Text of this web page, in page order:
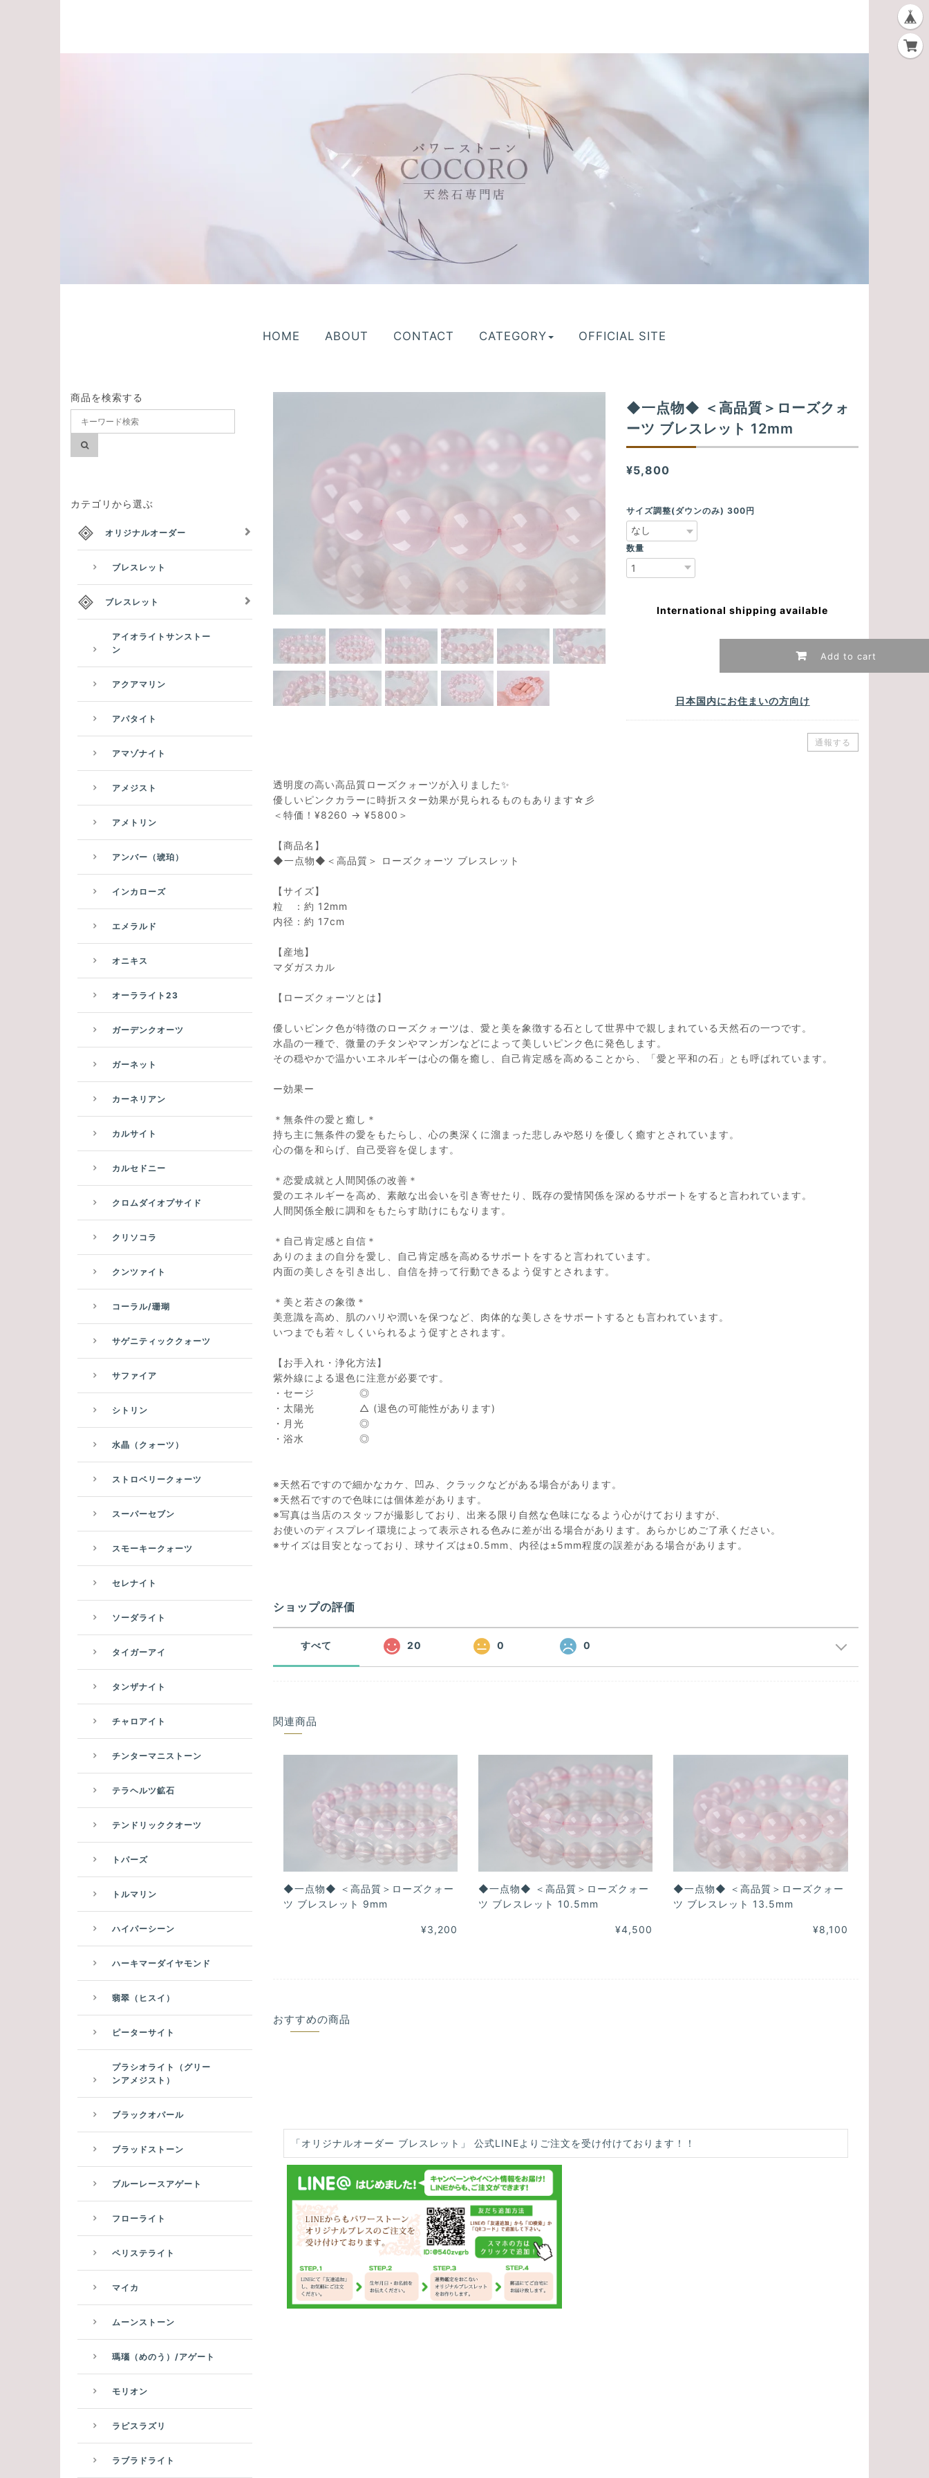
HOME ABOUT CONTACT CATEGORY OFFICIAL SITE
◆一点物◆ ＜高品質＞ローズクォ
ーツ ブレスレット 12mm
¥5,800
サイズ調整(ダウンのみ) 300円
数量
International shipping available
Add to cart
日本国内にお住まいの方向け
通報する
透明度の高い高品質ローズクォーツが入りました✨
優しいピンクカラーに時折スター効果が見られるものもあります☆彡
＜特価！¥8260 → ¥5800＞
【商品名】
◆一点物◆＜高品質＞ ローズクォーツ ブレスレット
【サイズ】
粒 ：約 12mm
内径：約 17cm
【産地】
マダガスカル
【ローズクォーツとは】
優しいピンク色が特徴のローズクォーツは、愛と美を象徴する石として世界中で親しまれている天然石の一つです。
水晶の一種で、微量のチタンやマンガンなどによって美しいピンク色に発色します。
その穏やかで温かいエネルギーは心の傷を癒し、自己肯定感を高めることから、「愛と平和の石」とも呼ばれています。
ー効果ー
＊無条件の愛と癒し＊
持ち主に無条件の愛をもたらし、心の奥深くに溜まった悲しみや怒りを優しく癒すとされています。
心の傷を和らげ、自己受容を促します。
＊恋愛成就と人間関係の改善＊
愛のエネルギーを高め、素敵な出会いを引き寄せたり、既存の愛情関係を深めるサポートをすると言われています。
人間関係全般に調和をもたらす助けにもなります。
＊自己肯定感と自信＊
ありのままの自分を愛し、自己肯定感を高めるサポートをすると言われています。
内面の美しさを引き出し、自信を持って行動できるよう促すとされます。
＊美と若さの象徴＊
美意識を高め、肌のハリや潤いを保つなど、肉体的な美しさをサポートするとも言われています。
いつまでも若々しくいられるよう促すとされます。
【お手入れ・浄化方法】
紫外線による退色に注意が必要です。
・セージ ◎
・太陽光 △ (退色の可能性があります)
・月光 ◎
・浴水 ◎
※天然石ですので細かなカケ、凹み、クラックなどがある場合があります。
※天然石ですので色味には個体差があります。
※写真は当店のスタッフが撮影しており、出来る限り自然な色味になるよう心がけておりますが、
お使いのディスプレイ環境によって表示される色みに差が出る場合があります。あらかじめご了承ください。
※サイズは目安となっており、球サイズは±0.5mm、内径は±5mm程度の誤差がある場合があります。
ショップの評価
すべて 20 0 0
関連商品
◆一点物◆ ＜高品質＞ローズクォー
ツ ブレスレット 9mm
¥3,200
◆一点物◆ ＜高品質＞ローズクォー
ツ ブレスレット 10.5mm
¥4,500
◆一点物◆ ＜高品質＞ローズクォー
ツ ブレスレット 13.5mm
¥8,100
おすすめの商品
「オリジナルオーダー ブレスレット」 公式LINEよりご注文を受け付けております！！
商品を検索する
カテゴリから選ぶ
オリジナルオーダー
ブレスレット
ブレスレット
アイオライトサンストー
ン
アクアマリン
アパタイト
アマゾナイト
アメジスト
アメトリン
アンバー（琥珀）
インカローズ
エメラルド
オニキス
オーラライト23
ガーデンクオーツ
ガーネット
カーネリアン
カルサイト
カルセドニー
クロムダイオプサイド
クリソコラ
クンツァイト
コーラル/珊瑚
サゲニティッククォーツ
サファイア
シトリン
水晶（クォーツ）
ストロベリークォーツ
スーパーセブン
スモーキークォーツ
セレナイト
ソーダライト
タイガーアイ
タンザナイト
チャロアイト
チンターマニストーン
テラヘルツ鉱石
テンドリッククオーツ
トパーズ
トルマリン
ハイパーシーン
ハーキマーダイヤモンド
翡翠（ヒスイ）
ピーターサイト
プラシオライト（グリー
ンアメジスト）
ブラックオパール
ブラッドストーン
ブルーレースアゲート
フローライト
ペリステライト
マイカ
ムーンストーン
瑪瑙（めのう）/アゲート
モリオン
ラピスラズリ
ラブラドライト